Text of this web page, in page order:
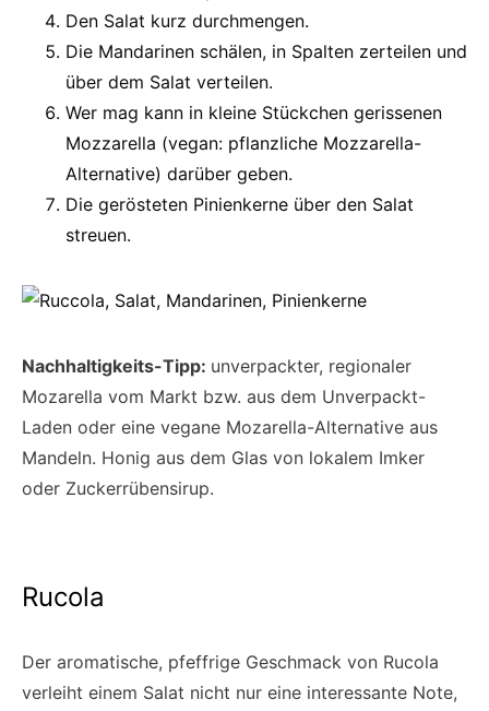
Den Salat kurz durchmengen.
Die Mandarinen schälen, in Spalten zerteilen und
über dem Salat verteilen.
Wer mag kann in kleine Stückchen gerissenen
Mozzarella (vegan: pflanzliche Mozzarella-
Alternative) darüber geben.
Die gerösteten Pinienkerne über den Salat
streuen.
Nachhaltigkeits-Tipp: unverpackter, regionaler
Mozarella vom Markt bzw. aus dem Unverpackt-
Laden oder eine vegane Mozarella-Alternative aus
Mandeln. Honig aus dem Glas von lokalem Imker
oder Zuckerrübensirup.
Rucola
Der aromatische, pfeffrige Geschmack von Rucola
verleiht einem Salat nicht nur eine interessante Note,